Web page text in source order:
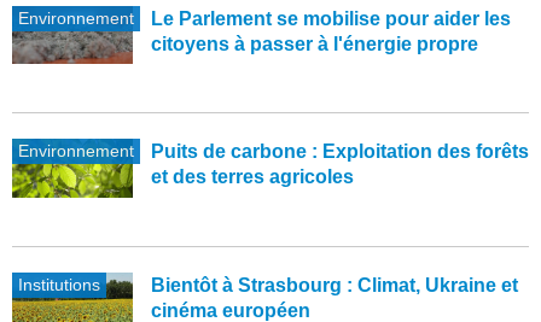
Environnement
Le Parlement se mobilise pour aider les
citoyens à passer à l'énergie propre
Environnement
Puits de carbone : Exploitation des forêts
et des terres agricoles
Institutions
Bientôt à Strasbourg : Climat, Ukraine et
cinéma européen